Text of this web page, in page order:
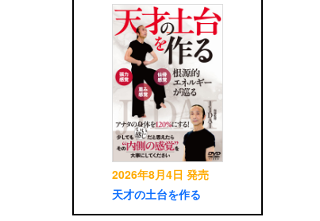
2026年8月4日 発売
天才の土台を作る